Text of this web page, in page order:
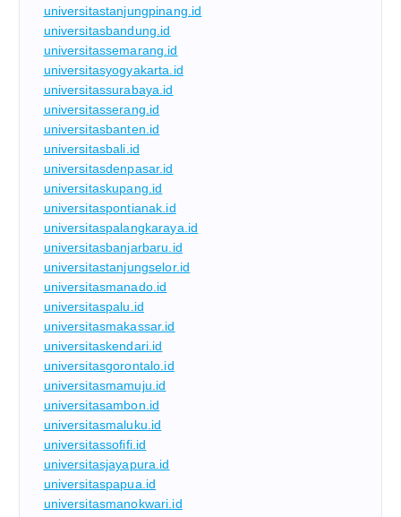
universitastanjungpinang.id
universitasbandung.id
universitassemarang.id
universitasyogyakarta.id
universitassurabaya.id
universitasserang.id
universitasbanten.id
universitasbali.id
universitasdenpasar.id
universitaskupang.id
universitaspontianak.id
universitaspalangkaraya.id
universitasbanjarbaru.id
universitastanjungselor.id
universitasmanado.id
universitaspalu.id
universitasmakassar.id
universitaskendari.id
universitasgorontalo.id
universitasmamuju.id
universitasambon.id
universitasmaluku.id
universitassofifi.id
universitasjayapura.id
universitaspapua.id
universitasmanokwari.id